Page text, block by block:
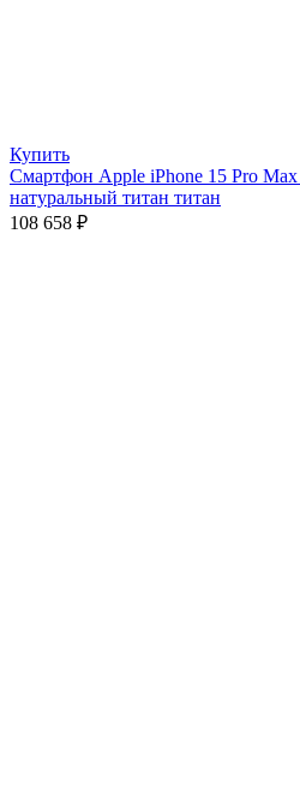
Купить
Смартфон Apple iPhone 15 Pro
натуральный титан титан
108 658 ₽